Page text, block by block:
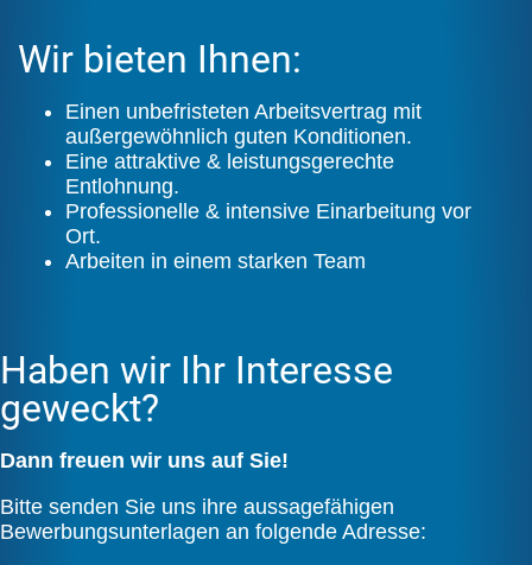
Wir bieten Ihnen:
Einen unbefristeten Arbeitsvertrag mit
außergewöhnlich guten Konditionen.
Eine attraktive & leistungsgerechte
Entlohnung.
Professionelle & intensive Einarbeitung vor
Ort.
Arbeiten in einem starken Team
Haben wir Ihr Interesse
geweckt?
Dann freuen wir uns auf Sie!
Bitte senden Sie uns ihre aussagefähigen
Bewerbungsunterlagen an folgende Adresse: